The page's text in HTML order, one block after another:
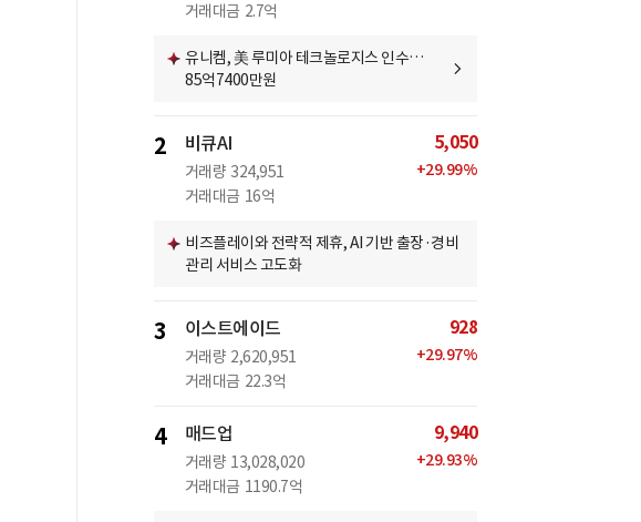
거래대금 2.7억
유니켐, 美 루미아 테크놀로지스 인수…
85억7400만원
2 비큐AI
거래량 324,951
거래대금 16억
5,050
+29.99%
비즈플레이와 전략적 제휴, AI 기반 출장·경비
관리 서비스 고도화
3 이스트에이드
거래량 2,620,951
거래대금 22.3억
928
+29.97%
4 매드업
거래량 13,028,020
거래대금 1190.7억
9,940
+29.93%